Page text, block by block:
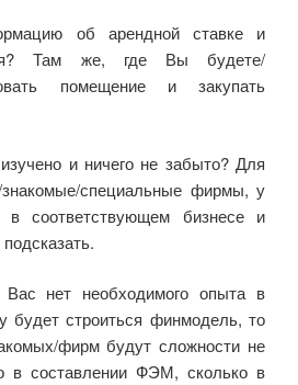
об арендной ставке и
Там же, где Вы будете/
помещение и закупать
и ничего не забыто? Для
специальные фирмы, у
в соответствующем бизнесе и
нет необходимого опыта в
будет строиться финмодель, то
фирм будут сложности не
в составлении ФЭМ, сколько в